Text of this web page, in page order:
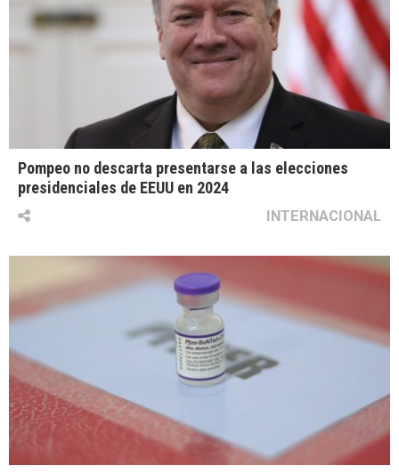
Pompeo no descarta presentarse a las elecciones
presidenciales de EEUU en 2024
INTERNACIONAL